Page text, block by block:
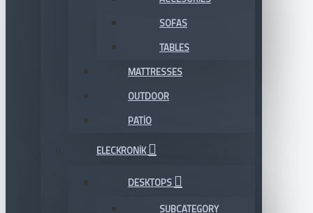
SOFAS
TABLES
MATTRESSES
OUTDOOR
PATIO
ELECKRONIK
DESKTOPS
SUBCATEGORY